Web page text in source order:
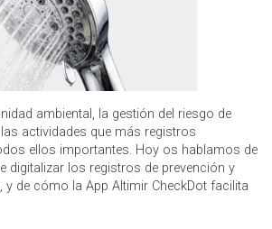
ambiental, la gestión del riesgo de
actividades que más registros
ellos importantes. Hoy os hablamos de
digitalizar los registros de prevención y
y de cómo la App Altimir CheckDot facilita